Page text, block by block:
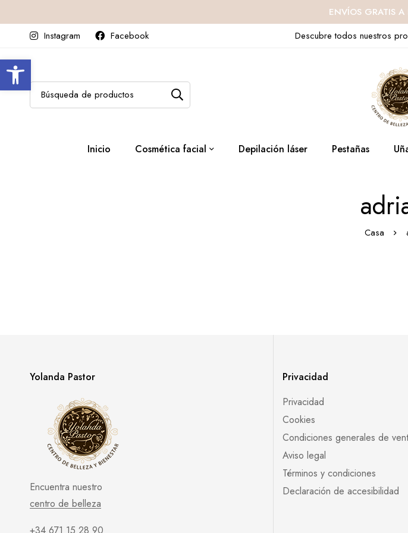
Abrir barra de herramientas
ENVÍOS GRATIS
Instagram
Facebook Descubre todos nuestros
Inicio Cosmética facial Depilación láser Pestañas
Casa
Yolanda Pastor
Encuentra nuestro
centro de belleza
+34 671 15 28 90
Privacidad
Privacidad
Cookies
Condiciones generales de
Aviso legal
Términos y condiciones
Declaración de accesibilidad